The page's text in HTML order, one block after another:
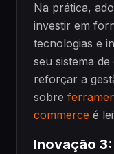
Na prática,
investir em
tecnologias e
seu sistema
reforçar a
sobre
commerce é
Inovação